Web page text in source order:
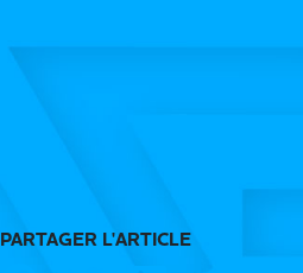
PARTAGER L'ARTICLE